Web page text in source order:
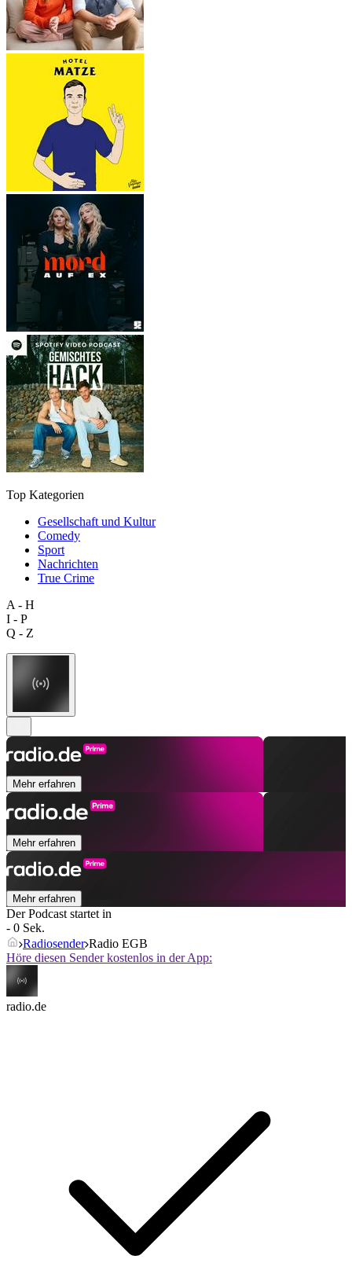
Top Kategorien
Gesellschaft und Kultur
Comedy
Sport
Nachrichten
True Crime
A - H
I - P
Q - Z
Mehr erfahren
Mehr erfahren
Mehr erfahren
Der Podcast startet in
- 0 Sek.
Radiosender Radio EGB
Höre diesen Sender kostenlos in der App:
radio.de